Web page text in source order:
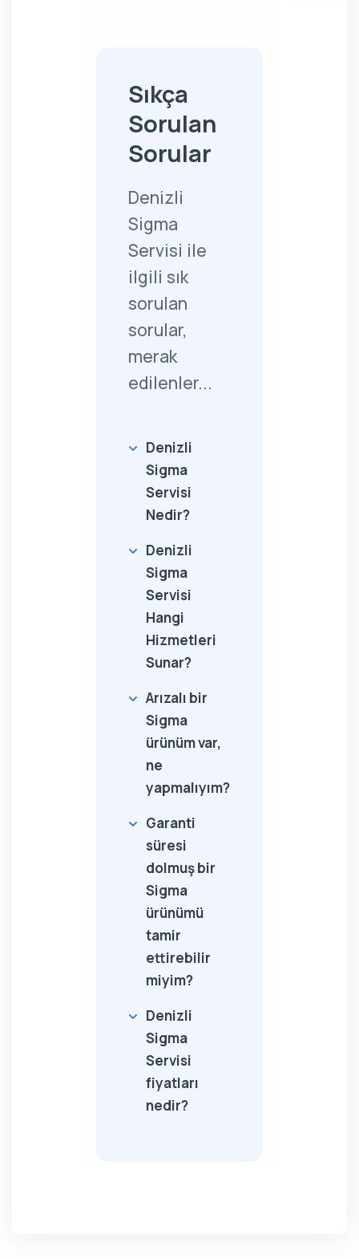
Sıkça
Sorulan
Sorular
Denizli
Sigma
Servisi ile
ilgili sık
sorulan
sorular,
merak
edilenler...
Denizli
Sigma
Servisi
Nedir?
Denizli
Sigma
Servisi
Hangi
Hizmetleri
Sunar?
Arızalı bir
Sigma
ürünüm var,
ne
yapmalıyım?
Garanti
süresi
dolmuş bir
Sigma
ürünümü
tamir
ettirebilir
miyim?
Denizli
Sigma
Servisi
fiyatları
nedir?